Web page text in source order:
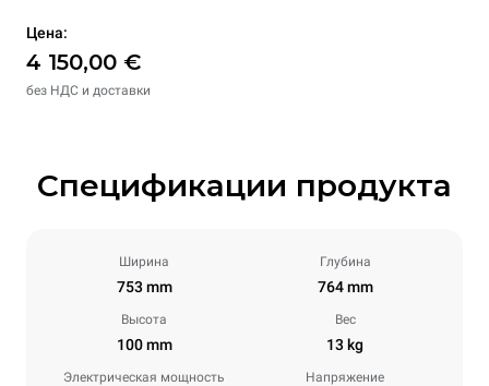
Цена:
4 150,00 €
без НДС и доставки
Спецификации продукта
Ширина
753 mm
Глубина
764 mm
Высота
100 mm
Вес
13 kg
Электрическая мощность Напряжение